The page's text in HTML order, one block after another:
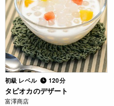
初級 レベル 120分
タピオカのデザート
富澤商店